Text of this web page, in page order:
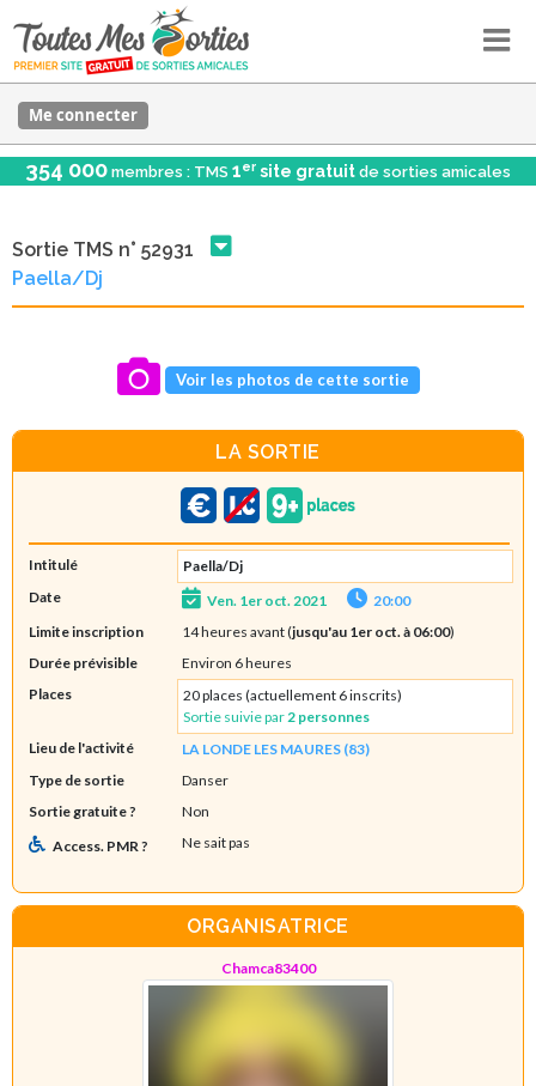
Me connecter
354 000 membres : TMS 1er site gratuit de sorties amicales
Sortie TMS n° 52931
Paella/Dj
Voir les photos de cette sortie
LA SORTIE
Intitulé
Paella/Dj
Date
Ven. 1er oct. 2021
20:00
Limite inscription
14 heures avant (jusqu'au 1er oct. à 06:00)
Durée prévisible
Environ 6 heures
Places
20 places (actuellement 6 inscrits)
Sortie suivie par 2 personnes
Lieu de l'activité
LA LONDE LES MAURES (83)
Type de sortie
Danser
Sortie gratuite ?
Non
Access. PMR ?
Ne sait pas
ORGANISATRICE
Chamca83400